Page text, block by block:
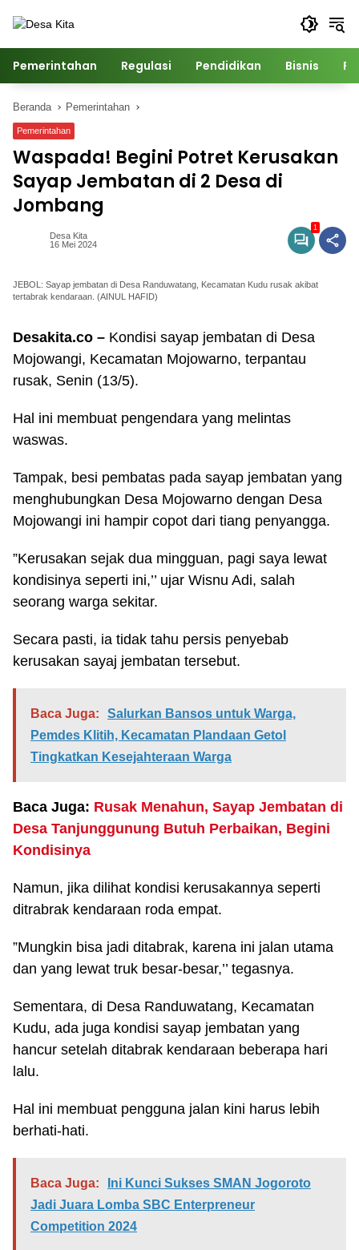
Pemerintahan Regulasi Pendidikan Bisnis
Beranda Pemerintahan
Pemerintahan
Waspada! Begini Potret Kerusakan
Sayap Jembatan di 2 Desa di
Jombang
Desa Kita
16 Mei 2024
1
JEBOL: Sayap jembatan di Desa Randuwatang, Kecamatan Kudu rusak akibat
tertabrak kendaraan. (AINUL HAFID)
Desakita.co – Kondisi sayap jembatan di Desa
Mojowangi, Kecamatan Mojowarno, terpantau
rusak, Senin (13/5).
Hal ini membuat pengendara yang melintas
waswas.
Tampak, besi pembatas pada sayap jembatan yang
menghubungkan Desa Mojowarno dengan Desa
Mojowangi ini hampir copot dari tiang penyangga.
”Kerusakan sejak dua mingguan, pagi saya lewat
kondisinya seperti ini,’’ ujar Wisnu Adi, salah
seorang warga sekitar.
Secara pasti, ia tidak tahu persis penyebab
kerusakan sayaj jembatan tersebut.
Baca Juga:
Salurkan Bansos untuk Warga,
Pemdes Klitih, Kecamatan Plandaan Getol
Tingkatkan Kesejahteraan Warga
Baca Juga: Rusak Menahun, Sayap Jembatan di
Desa Tanjunggunung Butuh Perbaikan, Begini
Kondisinya
Namun, jika dilihat kondisi kerusakannya seperti
ditrabrak kendaraan roda empat.
”Mungkin bisa jadi ditabrak, karena ini jalan utama
dan yang lewat truk besar-besar,’’ tegasnya.
Sementara, di Desa Randuwatang, Kecamatan
Kudu, ada juga kondisi sayap jembatan yang
hancur setelah ditabrak kendaraan beberapa hari
lalu.
Hal ini membuat pengguna jalan kini harus lebih
berhati-hati.
Baca Juga:
Ini Kunci Sukses SMAN Jogoroto
Jadi Juara Lomba SBC Enterpreneur
Competition 2024